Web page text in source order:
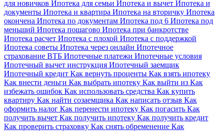
для новичков Ипотека для семьи Ипотека и вычет Ипотека и
документы Ипотека и квартира Ипотека на вторичку Ипотека
окончена Ипотека по документам Ипотека под 6 Ипотека под
меньший Ипотека пошагово Ипотека при банкротстве
Ипотека расчет Ипотека с плохой Ипотека с поддержкой
Ипотека советы Ипотека через онлайн Ипотечное
страхование ВТБ Ипотечные платежи Ипотечные условия
Ипотечный вычет инструкция Ипотечный заемщик
Ипотечный кредит Как вернуть проценты Как взять ипотеку
Как внести деньги Как выбрать ипотеку Как выйти из Как
избежать ошибок Как использовать средства Как купить
квартиру Как найти созаемщика Как написать отзыв Как
оформить налог Как перенести ипотеку Как погасить Как
получить вычет Как получить ипотеку Как получить кредит
Как проверить страховку Как снять обременение Как